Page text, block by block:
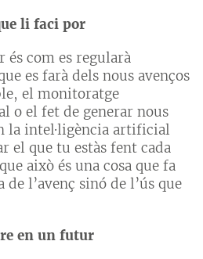
li faci por
és com es regularà
es farà dels nous avenços
el monitoratge
o el fet de generar nous
la intel·ligència artificial
el que tu estàs fent cada
això és una cosa que fa
l’avenç sinó de l’ús que
en un futur